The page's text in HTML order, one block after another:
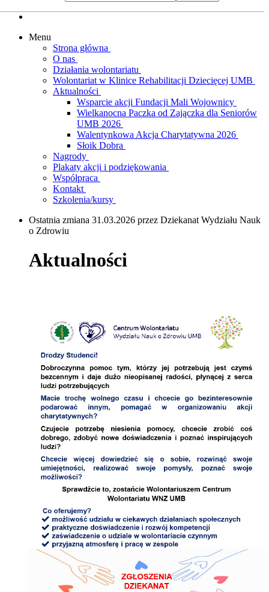
Menu
Strona główna
O nas
Działania wolontariatu
Wolontariat w Klinice Rehabilitacji Dziecięcej UMB
Aktualności
Wsparcie akcji Fundacji Mali Wojownicy
Wielkanocna Paczka od Zajączka dla Seniorów
UMB 2026
Walentynkowa Akcja Charytatywna 2026
Słoik Dobra
Nagrody
Plakaty akcji i podziękowania
Współpraca
Kontakt
Szkolenia/kursy
Ostatnia zmiana 31.03.2026 przez Dziekanat Wydziału Nauk
o Zdrowiu
Aktualności